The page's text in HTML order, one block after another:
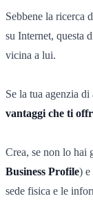
Sebbene la ricerca
su Internet, questa
vicina a lui.
Se la tua agenzia
vantaggi che ti
Crea, se non lo hai
Business Profile) e
sede fisica e le